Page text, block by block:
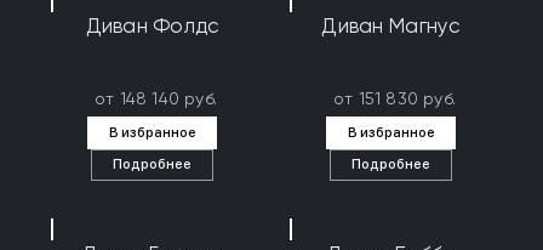
Диван Фолдс
от 148 140 руб.
В избранное
Подробнее
Диван Магнус
от 151 830 руб.
В избранное
Подробнее